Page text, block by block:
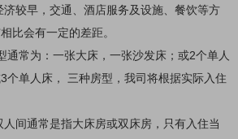
较早，交通、酒店服务及设施、餐饮等方
比会有一定的差距。
常为：一张大床，一张沙发床；或2个单人
个单人床， 三种房型，我司将根据实际入住
间通常是指大床房或双床房，只有入住当